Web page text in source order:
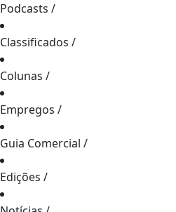
Podcasts /
Classificados /
Colunas /
Empregos /
Guia Comercial /
Edições /